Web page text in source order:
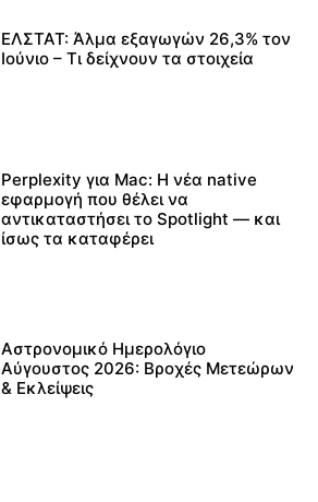
ΕΛΣΤΑΤ: Άλμα εξαγωγών 26,3% τον
Ιούνιο – Τι δείχνουν τα στοιχεία
Perplexity για Mac: Η νέα native
εφαρμογή που θέλει να
αντικαταστήσει το Spotlight — και
ίσως τα καταφέρει
Αστρονομικό Ημερολόγιο
Αύγουστος 2026: Βροχές Μετεώρων
& Εκλείψεις